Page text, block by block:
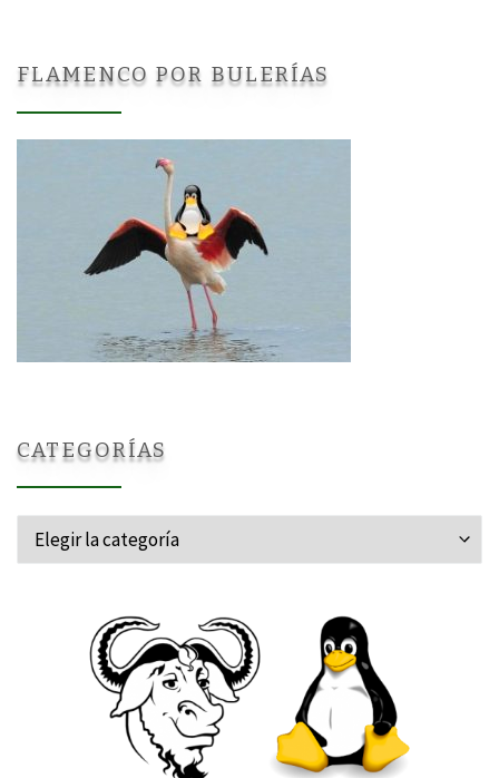
FLAMENCO POR BULERÍAS
CATEGORÍAS
Categorías